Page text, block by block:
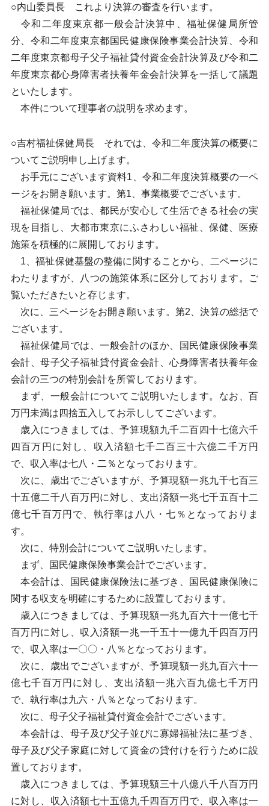
○内山委員長 これより決算の審査を行います。
令和二年度東京都一般会計決算中、福祉保健局所管
分、令和二年度東京都国民健康保険事業会計決算、令和
二年度東京都母子父子福祉貸付資金会計決算及び令和二
年度東京都心身障害者扶養年金会計決算を一括して議題
といたします。
本件について理事者の説明を求めます。
○吉村福祉保健局長 それでは、令和二年度決算の概要に
ついてご説明申し上げます。
お手元にございます資料1、令和二年度決算概要の一ペ
ージをお開き願います。第1、事業概要でございます。
福祉保健局では、都民が安心して生活できる社会の実
現を目指し、大都市東京にふさわしい福祉、保健、医療
施策を積極的に展開しております。
1、福祉保健基盤の整備に関することから、二ページに
わたりますが、八つの施策体系に区分しております。ご
覧いただきたいと存じます。
次に、三ページをお開き願います。第2、決算の総括で
ございます。
福祉保健局では、一般会計のほか、国民健康保険事業
会計、母子父子福祉貸付資金会計、心身障害者扶養年金
会計の三つの特別会計を所管しております。
まず、一般会計についてご説明いたします。なお、百
万円未満は四捨五入してお示ししてございます。
歳入につきましては、予算現額九千二百四十七億六千
四百万円に対し、収入済額七千二百三十六億二千万円
で、収入率は七八・二％となっております。
次に、歳出でございますが、予算現額一兆九千七百三
十五億二千八百万円に対し、支出済額一兆七千五百十二
億七千百万円で、執行率は八八・七％となっておりま
す。
次に、特別会計についてご説明いたします。
まず、国民健康保険事業会計でございます。
本会計は、国民健康保険法に基づき、国民健康保険に
関する収支を明確にするために設置しております。
歳入につきましては、予算現額一兆九百六十一億七千
百万円に対し、収入済額一兆一千五十一億九千四百万円
で、収入率は一〇〇・八％となっております。
次に、歳出でございますが、予算現額一兆九百六十一
億七千百万円に対し、支出済額一兆六百九億七千万円
で、執行率は九六・八％となっております。
次に、母子父子福祉貸付資金会計でございます。
本会計は、母子及び父子並びに寡婦福祉法に基づき、
母子及び父子家庭に対して資金の貸付けを行うために設
置しております。
歳入につきましては、予算現額三十八億八千八百万円
に対し、収入済額七十五億九千四百万円で、収入率は一